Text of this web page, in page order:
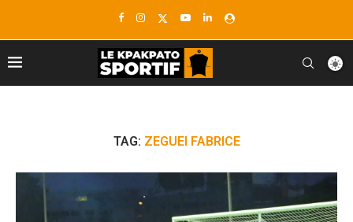
TAG: ZEGUEI FABRICE